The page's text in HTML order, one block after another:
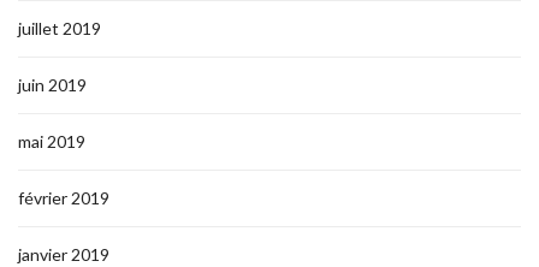
juillet 2019
juin 2019
mai 2019
février 2019
janvier 2019